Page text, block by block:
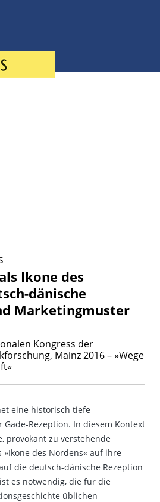
Ikone des
dänische
Marketingmuster
Kongress der
Mainz 2016 – »Wege
eine historisch tiefe
Gade-Rezeption. In diesem Kontext
provokant zu verstehende
»Ikone des Nordens« auf ihre
die deutsch-dänische Rezeption
es notwendig, die für die
üblichen